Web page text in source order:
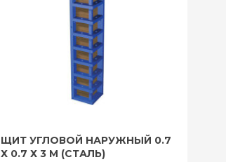
ЩИТ УГЛОВОЙ НАРУЖНЫЙ 0.7
Х 0.7 Х 3 М (СТАЛЬ)